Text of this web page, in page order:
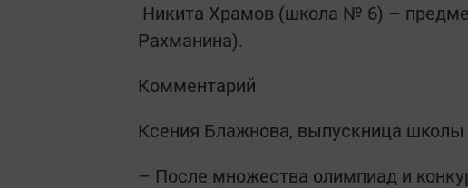
Никита Храмов (школа № 6) –
Рахманина).
Комментарий
Ксения Блажнова, выпускница
– После множества олимпиад и